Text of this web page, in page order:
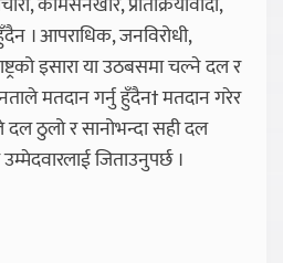
। आपराधिक, जनविरोधी,
इसारा या उठबसमा चल्ने दल र
मतदान गर्नु हुँदैन† मतदान गरेर
दल ठुलो र सानोभन्दा सही दल
जिताउनुपर्छ ।